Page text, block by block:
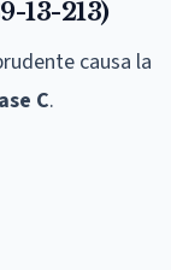
13-213)
causa la
C.